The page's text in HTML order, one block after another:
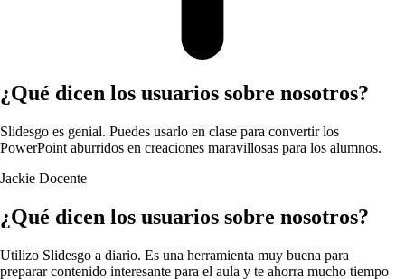
¿Qué dicen los usuarios sobre nosotros?
Slidesgo es genial. Puedes usarlo en clase para convertir los
PowerPoint aburridos en creaciones maravillosas para los alumnos.
Jackie Docente
¿Qué dicen los usuarios sobre nosotros?
Utilizo Slidesgo a diario. Es una herramienta muy buena para
preparar contenido interesante para el aula y te ahorra mucho tiempo